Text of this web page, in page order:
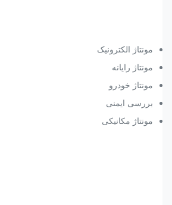
مونتاژ الکترونیک
مونتاژ رایانه
مونتاژ خودرو
بررسی ایمنی
مونتاژ مکانیکی